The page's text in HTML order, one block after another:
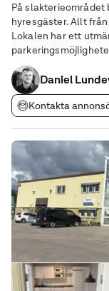
På slakterieområdet
hyresgäster. Allt
Lokalen har ett
Daniel
Kontakta